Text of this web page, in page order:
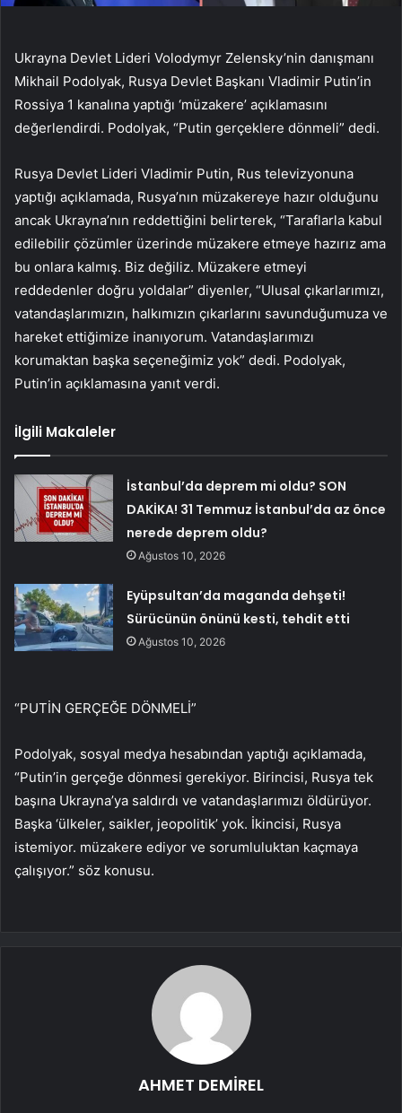
Ukrayna Devlet Lideri Volodymyr Zelensky’nin danışmanı
Mikhail Podolyak, Rusya Devlet Başkanı Vladimir Putin’in
Rossiya 1 kanalına yaptığı ‘müzakere’ açıklamasını
değerlendirdi. Podolyak, “Putin gerçeklere dönmeli” dedi.
Rusya Devlet Lideri Vladimir Putin, Rus televizyonuna
yaptığı açıklamada, Rusya’nın müzakereye hazır olduğunu
ancak Ukrayna’nın reddettiğini belirterek, “Taraflarla kabul
edilebilir çözümler üzerinde müzakere etmeye hazırız ama
bu onlara kalmış. Biz değiliz. Müzakere etmeyi
reddedenler doğru yoldalar” diyenler, “Ulusal çıkarlarımızı,
vatandaşlarımızın, halkımızın çıkarlarını savunduğumuza ve
hareket ettiğimize inanıyorum. Vatandaşlarımızı
korumaktan başka seçeneğimiz yok” dedi. Podolyak,
Putin’in açıklamasına yanıt verdi.
İlgili Makaleler
İstanbul’da deprem mi oldu? SON
DAKİKA! 31 Temmuz İstanbul’da az önce
nerede deprem oldu?
Ağustos 10, 2026
Eyüpsultan’da maganda dehşeti!
Sürücünün önünü kesti, tehdit etti
Ağustos 10, 2026
“PUTİN GERÇEĞE DÖNMELİ”
Podolyak, sosyal medya hesabından yaptığı açıklamada,
“Putin’in gerçeğe dönmesi gerekiyor. Birincisi, Rusya tek
başına Ukrayna’ya saldırdı ve vatandaşlarımızı öldürüyor.
Başka ‘ülkeler, saikler, jeopolitik’ yok. İkincisi, Rusya
istemiyor. müzakere ediyor ve sorumluluktan kaçmaya
çalışıyor.” söz konusu.
AHMET DEMİREL